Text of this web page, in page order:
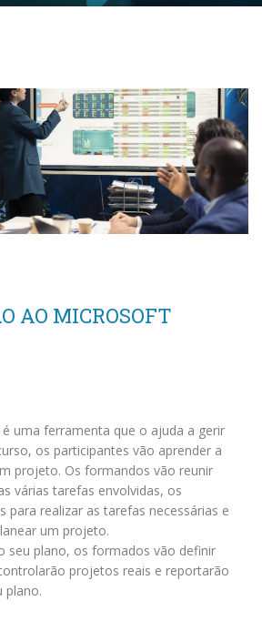
AO MICROSOFT
uma ferramenta que o ajuda a gerir
os participantes vão aprender a
projeto. Os formandos vão reunir
várias tarefas envolvidas, os
para realizar as tarefas necessárias e
um projeto.
seu plano, os formados vão definir
projetos reais e reportarão
plano.